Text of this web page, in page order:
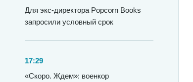
Для экс-директора Popcorn Books
запросили условный срок
17:29
«Скоро. Ждем»: военкор